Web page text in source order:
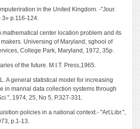
in the United Kingdom. -"Jour.
3» p.116-124.
mathematical center location problem and its
Universing of Maryland, sghool of
College Park, Maryland, 1972, 35p.
of the future. M.I.T. Press,1965.
A general statistical model for increasing
in mannal data collection systems through
1974, 25, No 5, P.327-331.
policies in a national context.- "Art.Libr.",
p.1-13.